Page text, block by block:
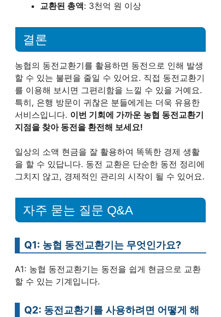
교환된 총액: 3천억 원 이상
결론
농협의 동전교환기를 활용하면 동전으로 인해 발생
할 수 있는 불편을 줄일 수 있어요. 직접 동전교환기
를 이용해 보시면 그편리함을 느낄 수 있을 거예요.
특히, 은행 방문이 귀찮은 분들에게는 더욱 유용한
서비스입니다. 이번 기회에 가까운 농협 동전교환기
지점을 찾아 동전을 환전해 보세요!
일상의 소액 현금을 잘 활용하여 똑똑한 경제 생활
을 할 수 있답니다. 동전 교환은 단순한 동전 정리에
그치지 않고, 경제적인 관리의 시작이 될 수 있어요.
자주 묻는 질문 Q&A
Q1: 농협 동전교환기는 무엇인가요?
A1: 농협 동전교환기는 동전을 쉽게 현금으로 교환
할 수 있는 기계입니다.
Q2: 동전교환기를 사용하려면 어떻게 해